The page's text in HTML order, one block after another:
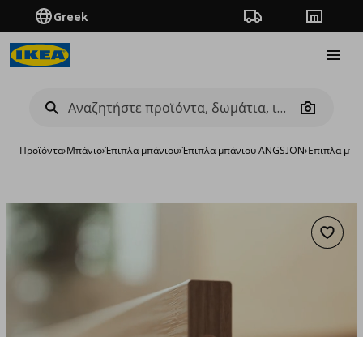
Greek Πορεία παραγγελίας
Camera
Προϊόντα›Μπάνιο›Έπιπλα μπάνιου›Έπιπλα μπάνιου ANGSJON›Επιπλα